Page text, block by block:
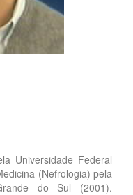
Universidade Federal
(Nefrologia) pela
do Sul (2001).